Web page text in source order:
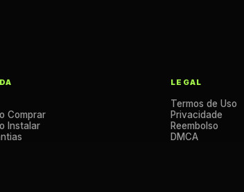
Comprar
Instalar
LEGAL
Termos de Uso
Privacidade
Reembolso
DMCA